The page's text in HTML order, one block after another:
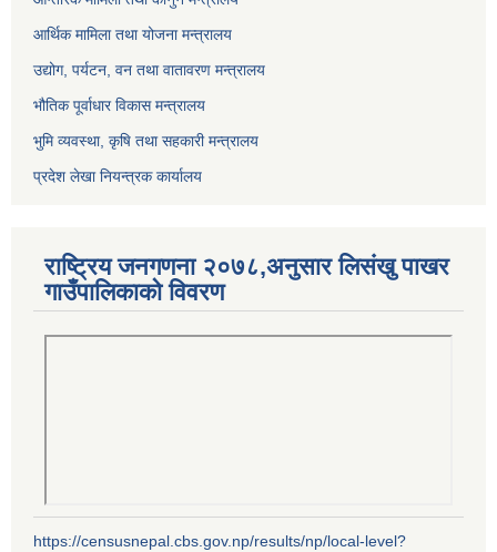
आर्थिक मामिला तथा योजना मन्त्रालय
उद्योग, पर्यटन, वन तथा वातावरण मन्त्रालय
भौतिक पूर्वाधार विकास मन्त्रालय
भुमि व्यवस्था, कृषि तथा सहकारी मन्त्रालय
प्रदेश लेखा नियन्त्रक कार्यालय
राष्ट्रिय जनगणना २०७८,अनुसार लिसंखु पाखर
गाउँपालिकाको विवरण
https://censusnepal.cbs.gov.np/results/np/local-level?